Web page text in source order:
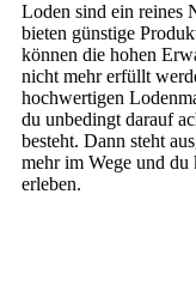
Loden sind ein reines
bieten günstige
können die hohen
nicht mehr erfüllt
hochwertigen
du unbedingt darauf
besteht. Dann steht
mehr im Wege und du
erleben.